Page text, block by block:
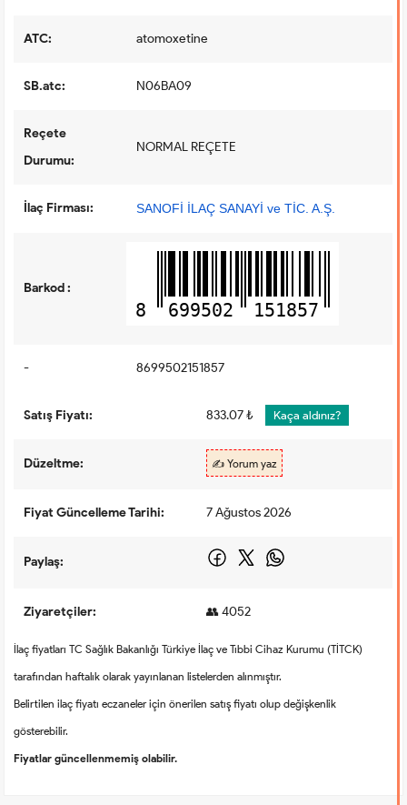
ATC: atomoxetine
SB.atc: N06BA09
Reçete
Durumu:
NORMAL REÇETE
İlaç Firması: SANOFİ İLAÇ SANAYİ ve TİC. A.Ş.
Barkod :
8 699502 151857
- 8699502151857
Satış Fiyatı: 833.07 ₺ Kaça aldınız?
Düzeltme: ✍️ Yorum yaz
Fiyat Güncelleme Tarihi: 7 Ağustos 2026
Paylaş:
Ziyaretçiler: 👥 4052
İlaç fiyatları TC Sağlık Bakanlığı Türkiye İlaç ve Tıbbi Cihaz Kurumu (TİTCK)
tarafından haftalık olarak yayınlanan listelerden alınmıştır.
Belirtilen ilaç fiyatı eczaneler için önerilen satış fiyatı olup değişkenlik
gösterebilir.
Fiyatlar güncellenmemiş olabilir.